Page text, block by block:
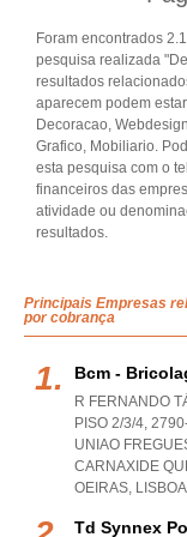
Foram encontrados
pesquisa realizada
resultados
aparecem podem
Decoracao,
Grafico, Mobiliario.
esta pesquisa com o
financeiros das
atividade ou
resultados.
Principais Empresas
por cobrança
Bcm -
R FERNANDO
PISO 2/3/4,
UNIAO
CARNAXIDE
OEIRAS, LISBOA
Td Synnex